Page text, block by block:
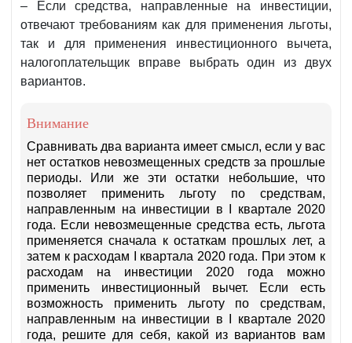
– Если средства, направленные на инвестиции,
отвечают требованиям как для применения льготы,
так и для применения инвестиционного вычета,
налогоплательщик вправе выбрать один из двух
вариантов.
Внимание
Сравнивать два варианта имеет смысл, если у вас
нет остатков невозмещенных средств за прошлые
периоды. Или же эти остатки небольшие, что
позволяет применить льготу по средствам,
направленным на инвестиции в I квартале 2020
года. Если невозмещенные средства есть, льгота
применяется сначала к остаткам прошлых лет, а
затем к расходам I квартала 2020 года. При этом к
расходам на инвестиции 2020 года можно
применить инвестиционный вычет. Если есть
возможность применить льготу по средствам,
направленным на инвестиции в I квартале 2020
года, решите для себя, какой из вариантов вам